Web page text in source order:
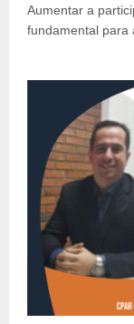
Aumentar a
fundamental para